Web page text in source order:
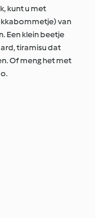
kunt u met
van
Een klein beetje
tiramisu dat
Of meng het met